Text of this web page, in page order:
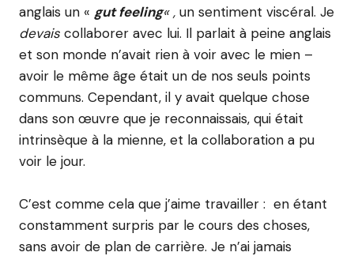
anglais un « gut feeling« , un sentiment viscéral. Je
devais collaborer avec lui. Il parlait à peine anglais
et son monde n’avait rien à voir avec le mien –
avoir le même âge était un de nos seuls points
communs. Cependant, il y avait quelque chose
dans son œuvre que je reconnaissais, qui était
intrinsèque à la mienne, et la collaboration a pu
voir le jour.
C’est comme cela que j’aime travailler : en étant
constamment surpris par le cours des choses,
sans avoir de plan de carrière. Je n’ai jamais